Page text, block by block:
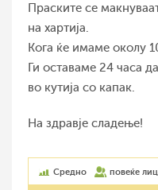
Праските се
на хартија.
Кога ќе имаме околу
Ги оставаме 24 часа
во кутија со капак.
На здравје сладење!
Средно повеќе